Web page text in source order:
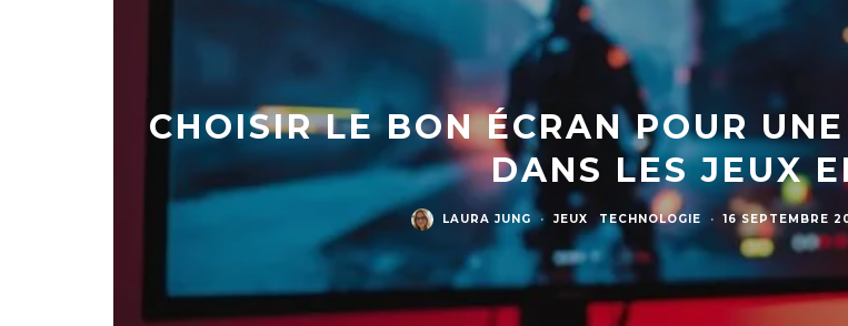
CHOISIR LE BON ÉCRAN POUR
DANS LES JEUX
LAURA JUNG · JEUX TECHNOLOGIE · 16 SEPTEMBRE